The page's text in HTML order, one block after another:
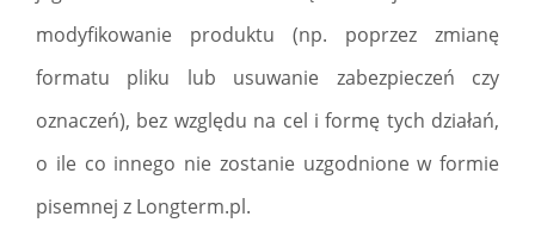
modyfikowanie produktu (np. poprzez zmianę
formatu pliku lub usuwanie zabezpieczeń czy
oznaczeń), bez względu na cel i formę tych działań,
o ile co innego nie zostanie uzgodnione w formie
pisemnej z Longterm.pl.